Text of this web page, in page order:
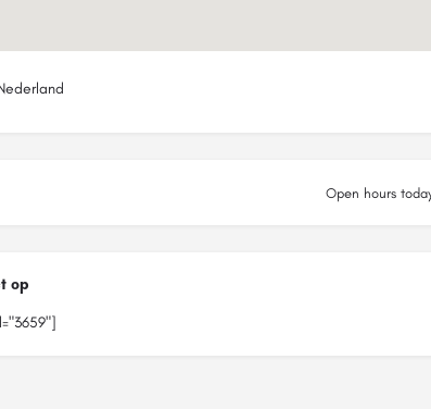
Open hours
op